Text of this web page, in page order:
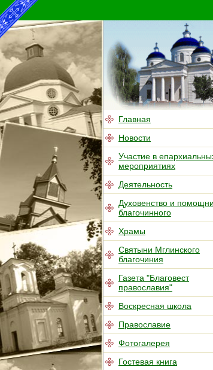
Главная
Новости
Участие в
мероприятиях
Деятельность
Духовенство и
благочинного
Храмы
Святыни Мглинского
благочиния
Газета "Благовест
православия"
Воскресная школа
Православие
Фотогалерея
Гостевая книга